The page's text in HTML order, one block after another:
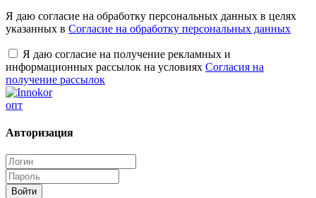
Я даю согласие на обработку персональных данных в целях
указанных в Согласие на обработку персональных данных
Я даю согласие на получение рекламных и
информационных рассылок на условиях Согласия на
получение рассылок
опт
Авторизация